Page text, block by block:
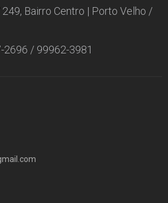
249, Bairro Centro | Porto Velho /
2696 / 99962-3981